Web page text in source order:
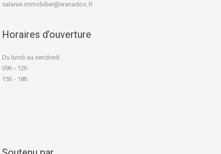
salanie.immobilier@wanadoo.fr
Horaires d’ouverture
Du lundi au vendredi
09h - 12h
15h - 18h